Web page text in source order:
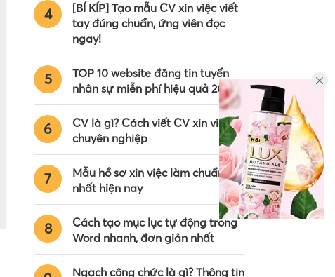
4
[BÍ KÍP] Tạo mẫu CV xin việc viết
tay đúng chuẩn, ứng viên đọc
ngay!
5
TOP 10 website đăng tin tuyển
nhân sự miễn phí hiệu quả 2024
6
CV là gì? Cách viết CV xin việc
chuyên nghiệp
7
Mẫu hồ sơ xin việc làm chuẩn
nhất hiện nay
8
Cách tạo mục lục tự động trong
Word nhanh, đơn giản nhất
Ngạch công chức là gì? Thông tin